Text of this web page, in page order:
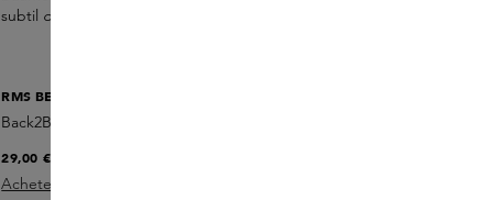
subtil de mise en lumière
RMS BEAUTY
Back2Brow Pencil
29,00 €
Acheter maintenant